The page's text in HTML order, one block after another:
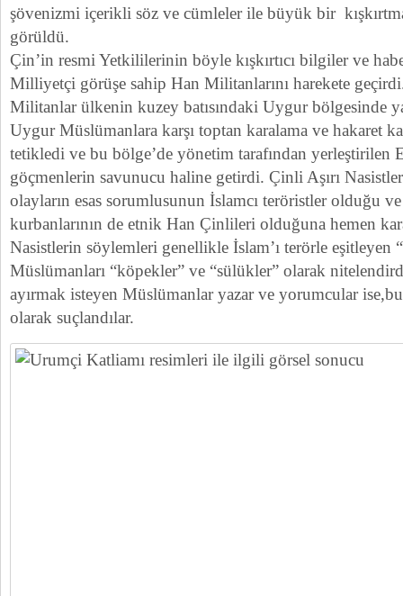
şövenizmi içerikli söz ve cümleler ile büyük bir
görüldü.
Çin’in resmi Yetkililerinin böyle kışkırtıcı bilgiler ve
Milliyetçi görüşe sahip Han Militanlarını harekete
Militanlar ülkenin kuzey batısındaki Uygur bölgesinde
Uygur Müslümanlara karşı toptan karalama ve hakaret
tetikledi ve bu bölge’de yönetim tarafından yerleştirilen
göçmenlerin savunucu haline getirdi. Çinli Aşırı
olayların esas sorumlusunun İslamcı teröristler olduğu ve
kurbanlarının de etnik Han Çinlileri olduğuna hemen
Nasistlerin söylemleri genellikle İslam’ı terörle
Müslümanları “köpekler” ve “sülükler” olarak
ayırmak isteyen Müslümanlar yazar ve yorumcular
olarak suçlandılar.